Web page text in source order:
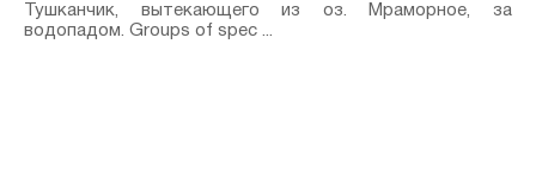
Тушканчик, вытекающего из оз. Мраморное, за
водопадом. Groups of spec ...